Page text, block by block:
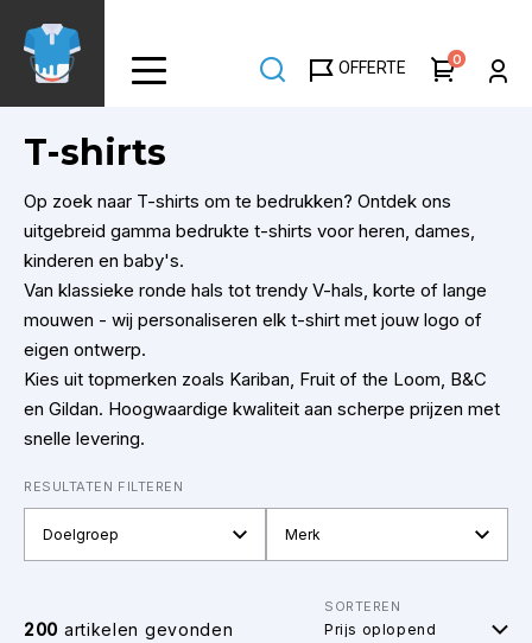
naar
OFFERTE 0
T-shirts
Op zoek naar T-shirts om te bedrukken? Ontdek ons
uitgebreid gamma bedrukte t-shirts voor heren, dames,
kinderen en baby's.
Van klassieke ronde hals tot trendy V-hals, korte of lange
mouwen - wij personaliseren elk t-shirt met jouw logo of
eigen ontwerp.
Kies uit topmerken zoals Kariban, Fruit of the Loom, B&C
en Gildan. Hoogwaardige kwaliteit aan scherpe prijzen met
snelle levering.
RESULTATEN FILTEREN
Doelgroep Merk
200 artikelen gevonden
SORTEREN